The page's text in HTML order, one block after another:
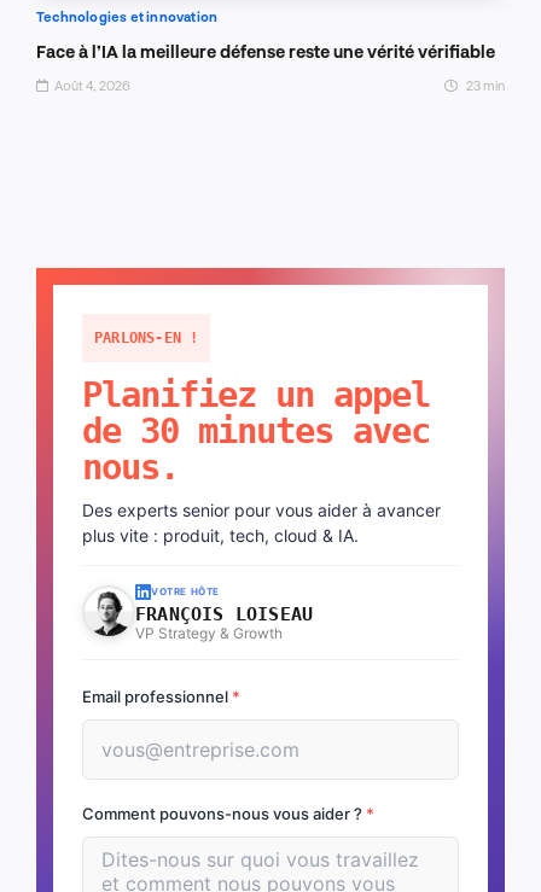
Technologies et innovation
Face à l’IA la meilleure défense reste une vérité vérifiable
Août 4, 2026 23 min
PARLONS-EN !
Planifiez un appel
de 30 minutes avec
nous.
Des experts senior pour vous aider à avancer
plus vite : produit, tech, cloud & IA.
VOTRE HÔTE
FRANÇOIS LOISEAU
VP Strategy & Growth
Email professionnel *
Comment pouvons-nous vous aider ? *